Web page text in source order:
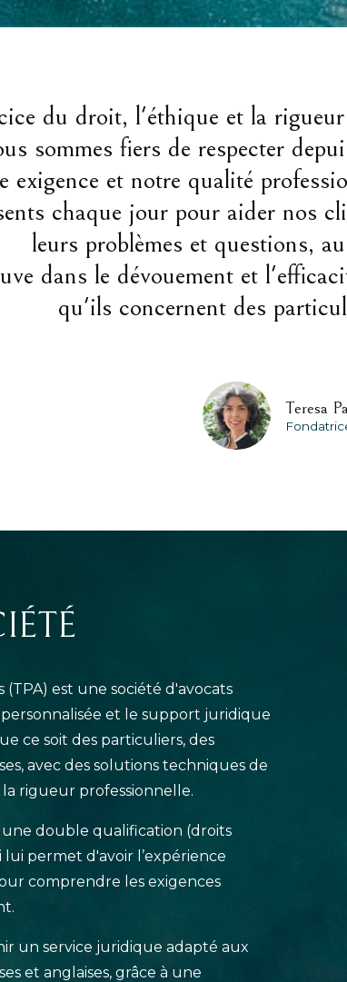
du droit, l'éthique et la
sommes fiers de respecter
exigence et notre qualité
chaque jour pour aider nos
leurs problèmes et questions,
dans le dévouement et
qu'ils concernent des
Teresa
(TPA) est une société d'avocats
personnalisée et le support juridique
ce soit des particuliers, des
avec des solutions techniques de
rigueur professionnelle.
une double qualification (droits
permet d'avoir l’expérience
comprendre les exigences
un service juridique adapté aux
et anglaises, grâce à une